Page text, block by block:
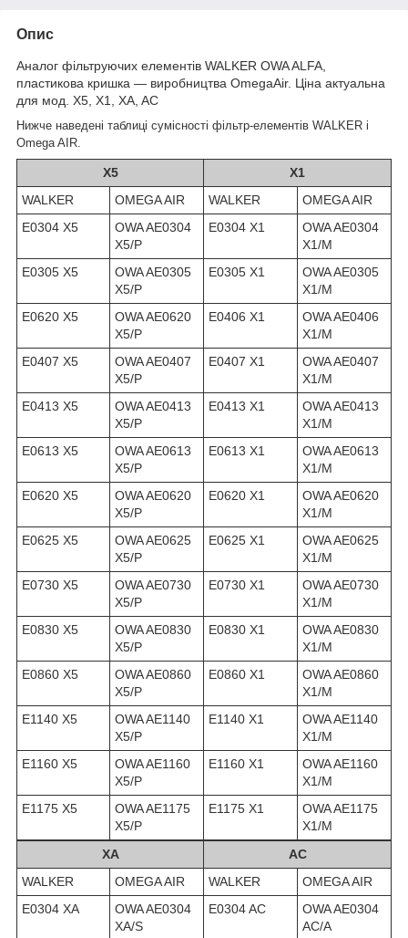
Опис
Аналог фільтруючих елементів WALKER OWA ALFA,
пластикова кришка ― виробництва OmegaAir. Ціна актуальна
для мод. X5, X1, XA, AC
Нижче наведені таблиці сумісності фільтр-елементів WALKER і
Omega AIR.
X5
X1
WALKER
OMEGA AIR WALKER
OMEGA AIR
E0304 X5
OWA AE0304
X5/P
E0304 X1
OWA AE0304
X1/M
E0305 X5
OWA AE0305
X5/P
E0305 X1
OWA AE0305
X1/M
E0620 X5
OWA AE0620
X5/P
E0406 X1
OWA AE0406
X1/M
E0407 X5
OWA AE0407
X5/P
E0407 X1
OWA AE0407
X1/M
E0413 X5
OWA AE0413
X5/P
E0413 X1
OWA AE0413
X1/M
E0613 X5
OWA AE0613
X5/P
E0613 X1
OWA AE0613
X1/M
E0620 X5
OWA AE0620
X5/P
E0620 X1
OWA AE0620
X1/M
E0625 X5
OWA AE0625
X5/P
E0625 X1
OWA AE0625
X1/M
E0730 X5
OWA AE0730
X5/P
E0730 X1
OWA AE0730
X1/M
E0830 X5
OWA AE0830
X5/P
E0830 X1
OWA AE0830
X1/M
E0860 X5
OWA AE0860
X5/P
E0860 X1
OWA AE0860
X1/M
E1140 X5
OWA AE1140
X5/P
E1140 X1
OWA AE1140
X1/M
E1160 X5
OWA AE1160
X5/P
E1160 X1
OWA AE1160
X1/M
E1175 X5
OWA AE1175
X5/P
E1175 X1
OWA AE1175
X1/M
XA
AC
WALKER
OMEGA AIR WALKER
OMEGA AIR
E0304 XA
OWA AE0304
XA/S
E0304 AC
OWA AE0304
AC/A